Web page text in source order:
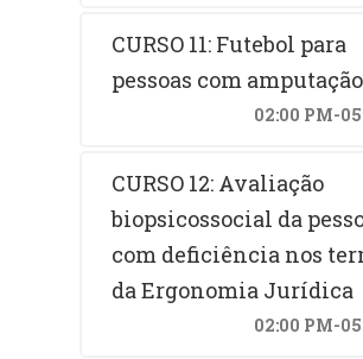
CURSO 11: Futebol para
pessoas com amputação
02:00 PM-
CURSO 12: Avaliação
biopsicossocial da
com deficiência nos
da Ergonomia Jurídica
02:00 PM-